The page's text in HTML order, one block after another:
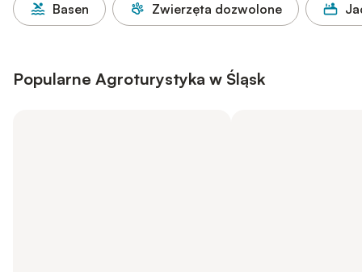
Basen Zwierzęta dozwolone
Popularne Agroturystyka w Śląsk